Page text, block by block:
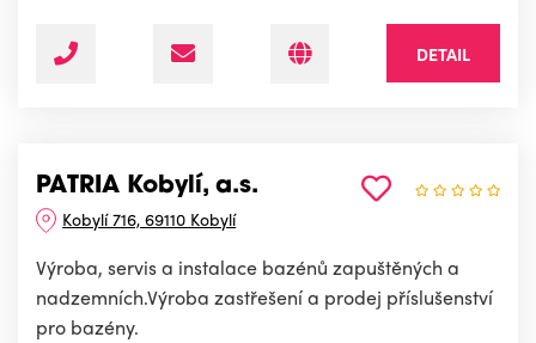
DETAIL
PATRIA Kobylí, a.s.
Kobylí 716, 69110 Kobylí
Výroba, servis a instalace bazénů zapuštěných a
nadzemních.Výroba zastřešení a prodej příslušenství
pro bazény.